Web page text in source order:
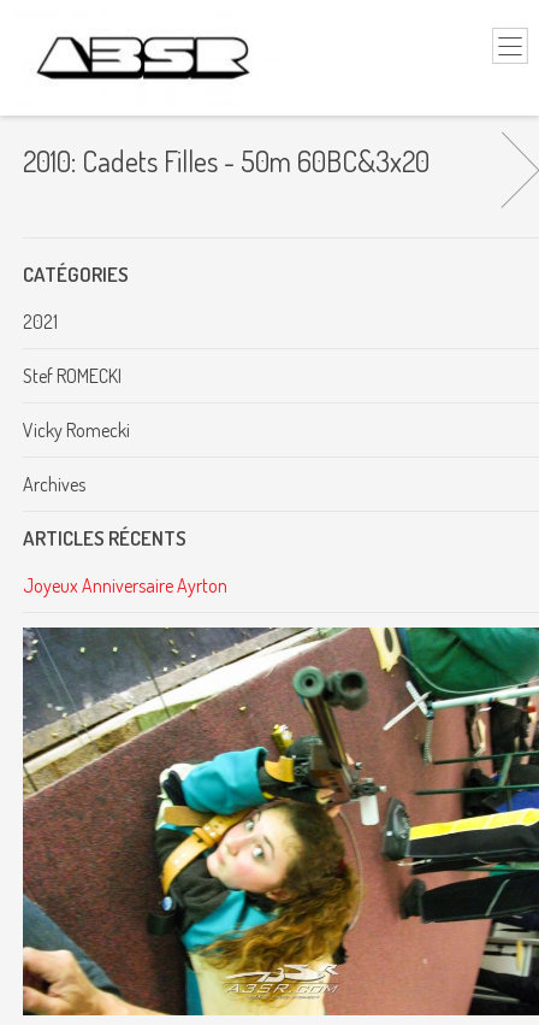
2010: Cadets Filles - 50m 60BC&3x20
CATÉGORIES
2021
Stef ROMECKI
Vicky Romecki
Archives
ARTICLES RÉCENTS
Joyeux Anniversaire Ayrton